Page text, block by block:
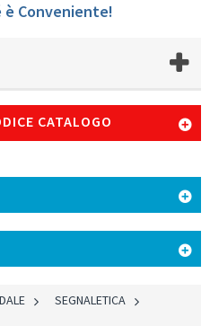
è Conveniente!
CATALOGO
>
SEGNALETICA